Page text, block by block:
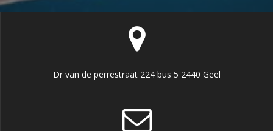
Dr van de perrestraat 224 bus 5 2440 Geel